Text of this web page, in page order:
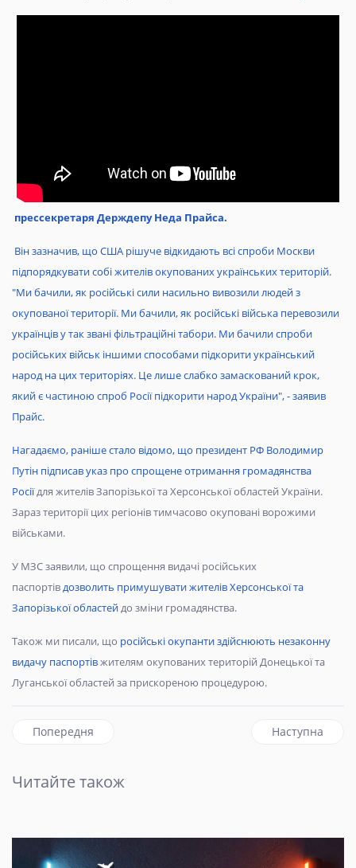
прессекретаря Держдепу Неда Прайса.
Він зазначив, що США рішуче відкидають всі спроби Москви
підпорядкувати собі жителів окупованих українських територій.
"Ми бачили, як російські сили насильно вивозили людей з
окупованої території. Ми бачили, як російські війська перевозили
українців у так звані фільтраційні табори. Ми бачили спроби
російських військ іншими способами підкорити український
народ на цих територіях. Це лише слабко замаскований крок,
який є частиною спроб Росії підкорити народ України", - заявив
Прайс.
Нагадаємо, раніше стало відомо, що президент РФ Володимир
Путін підписав указ про спрощене отримання громадянства
Росіїдля жителів Запорізької та Херсонської областей України.
Зараз території цих регіонів тимчасово окуповані ворожими
військами.
У МЗС заявили, що спрощення видачі російських
паспортівдозволить примушувати жителів Херсонської та
Запорізької областейдо зміни громадянства.
Також ми писали, що російські окупанти здійснюють незаконну
видачу паспортівжителям окупованих територій Донецької та
Луганської областей за прискореною процедурою.
Попередня стаття: Окупаційна влада продовжила
Попередня наступна
Наступна
Читайте також